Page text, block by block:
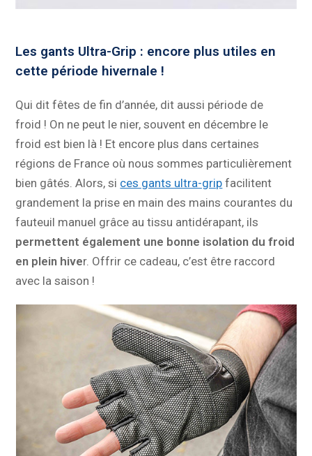
Les gants Ultra-Grip : encore plus utiles en
cette période hivernale !
Qui dit fêtes de fin d’année, dit aussi période de
froid ! On ne peut le nier, souvent en décembre le
froid est bien là ! Et encore plus dans certaines
régions de France où nous sommes particulièrement
bien gâtés. Alors, si ces gants ultra-grip facilitent
grandement la prise en main des mains courantes du
fauteuil manuel grâce au tissu antidérapant, ils
permettent également une bonne isolation du froid
en plein hiver. Offrir ce cadeau, c’est être raccord
avec la saison !